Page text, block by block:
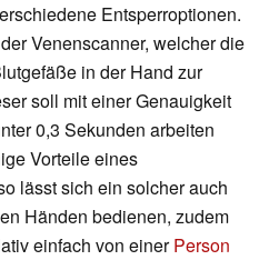
Entsperroptionen.
Venenscanner, welcher die
in der Hand zur
soll mit einer Genauigkeit
0,3 Sekunden arbeiten
Vorteile eines
lässt sich ein solcher auch
Händen bedienen, zudem
einfach von einerPerson